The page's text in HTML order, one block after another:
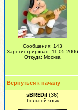
Сообщения: 143
Зарегистрирован: 11.05.2006
Откуда: Москва
Вернуться к началу
sBREDil (36)
больной язык